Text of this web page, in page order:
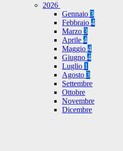
2026
Gennaio 3
Febbraio 4
Marzo 3
Aprile 4
Maggio 4
Giugno 4
Luglio 1
Agosto 3
Settembre
Ottobre
Novembre
Dicembre